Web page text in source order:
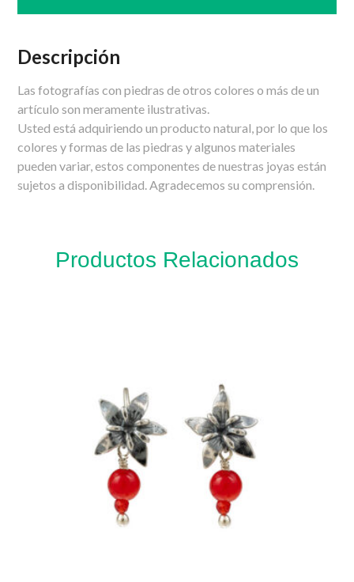
Descripción
Las fotografías con piedras de otros colores o más de un
artículo son meramente ilustrativas.
Usted está adquiriendo un producto natural, por lo que los
colores y formas de las piedras y algunos materiales
pueden variar, estos componentes de nuestras joyas están
sujetos a disponibilidad. Agradecemos su comprensión.
Productos Relacionados